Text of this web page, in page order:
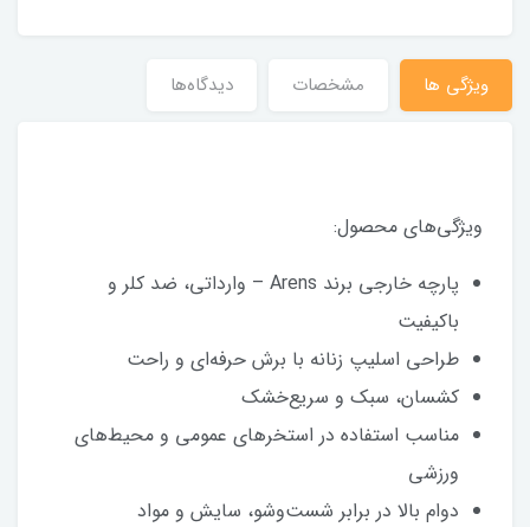
ویژگی ها مشخصات دیدگاه‌ها
ویژگی‌های محصول:
پارچه خارجی برند Arens – وارداتی، ضد کلر و
باکیفیت
طراحی اسلیپ زنانه با برش حرفه‌ای و راحت
کشسان، سبک و سریع‌خشک
مناسب استفاده در استخرهای عمومی و محیط‌های
ورزشی
دوام بالا در برابر شست‌وشو، سایش و مواد